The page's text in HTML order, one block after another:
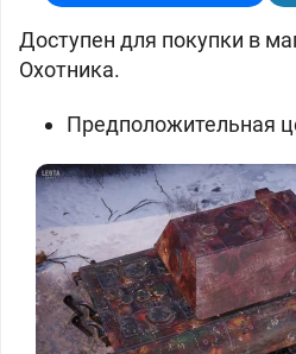
Доступен для покупки в
Охотника.
Предположительная